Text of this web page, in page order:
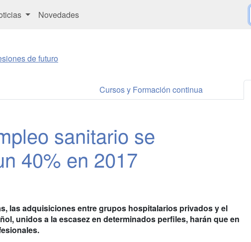
Novedades
de futuro
Cursos y Formación continua
sanitario se
40% en 2017
las adquisiciones entre grupos hospitalarios privados y el
unidos a la escasez en determinados perfiles, harán que en